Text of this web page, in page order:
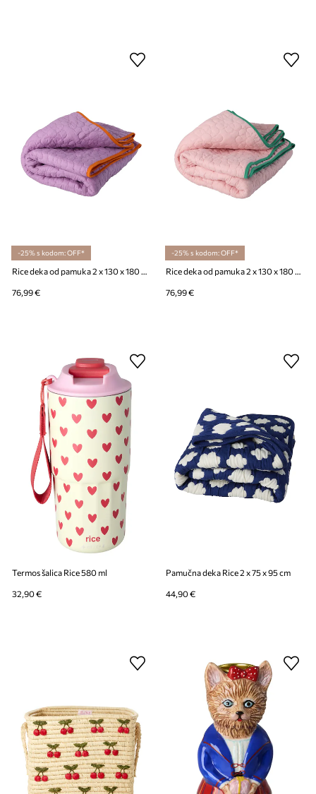
-25% s kodom: OFF*
Rice deka od pamuka 2 x 130 x 180 cm
76,99 €
-25% s kodom: OFF*
Rice deka od pamuka 2 x 130 x 180 cm
76,99 €
Termos šalica Rice 580 ml
32,90 €
Pamučna deka Rice 2 x 75 x 95 cm
44,90 €